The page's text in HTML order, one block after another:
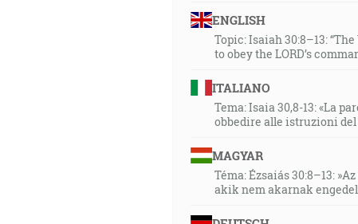
ENGLISH
Topic: Isaiah 30:8–13:
to obey the LORD’s
ITALIANO
Tema: Isaia 30,8-13: «La
obbedire alle istruzioni del
MAGYAR
Téma: Ézsaiás 30:8–13:
akik nem akarnak